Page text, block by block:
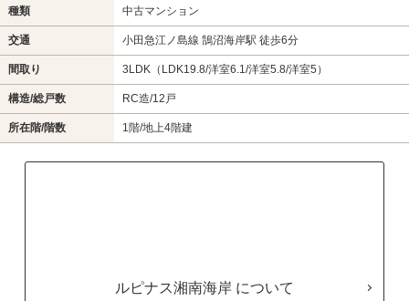
種類 中古マンション
交通 小田急江ノ島線 鵠沼海岸駅 徒歩6分
間取り 3LDK（LDK19.8/洋室6.1/洋室5.8/洋室5）
構造/総戸数 RC造/12戸
所在階/階数 1階/地上4階建
ルピナス湘南海岸